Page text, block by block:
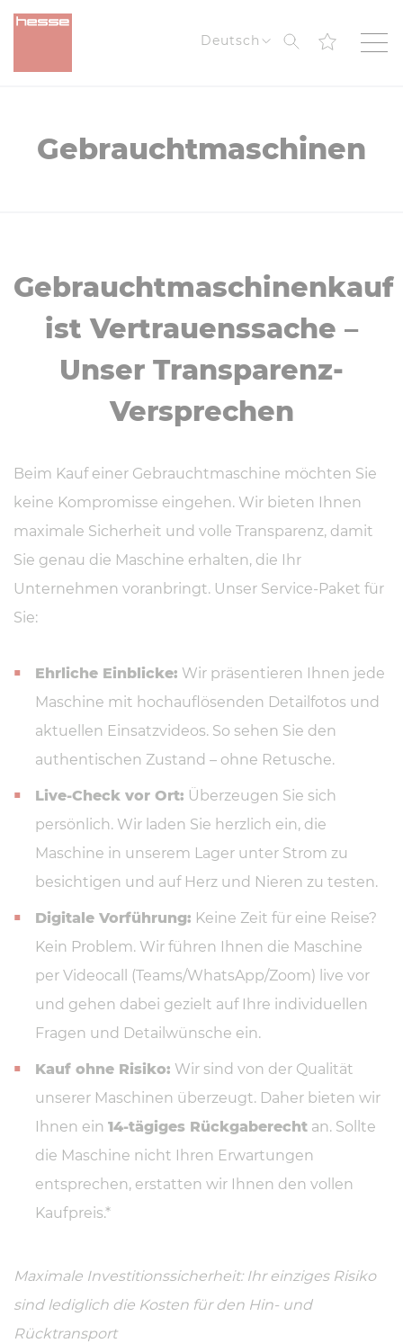
Deutsch Suche
Gebrauchtmaschinen
Gebrauchtmaschinenkauf
ist Vertrauenssache –
Unser Transparenz-
Versprechen
Beim Kauf einer Gebrauchtmaschine möchten Sie
keine Kompromisse eingehen. Wir bieten Ihnen
maximale Sicherheit und volle Transparenz, damit
Sie genau die Maschine erhalten, die Ihr
Unternehmen voranbringt. Unser Service-Paket für
Sie:
Ehrliche Einblicke: Wir präsentieren Ihnen jede
Maschine mit hochauflösenden Detailfotos und
aktuellen Einsatzvideos. So sehen Sie den
authentischen Zustand – ohne Retusche.
Live-Check vor Ort: Überzeugen Sie sich
persönlich. Wir laden Sie herzlich ein, die
Maschine in unserem Lager unter Strom zu
besichtigen und auf Herz und Nieren zu testen.
Digitale Vorführung: Keine Zeit für eine Reise?
Kein Problem. Wir führen Ihnen die Maschine
per Videocall (Teams/WhatsApp/Zoom) live vor
und gehen dabei gezielt auf Ihre individuellen
Fragen und Detailwünsche ein.
Kauf ohne Risiko: Wir sind von der Qualität
unserer Maschinen überzeugt. Daher bieten wir
Ihnen ein 14-tägiges Rückgaberecht an. Sollte
die Maschine nicht Ihren Erwartungen
entsprechen, erstatten wir Ihnen den vollen
Kaufpreis.*
Maximale Investitionssicherheit: Ihr einziges Risiko
sind lediglich die Kosten für den Hin- und
Rücktransport